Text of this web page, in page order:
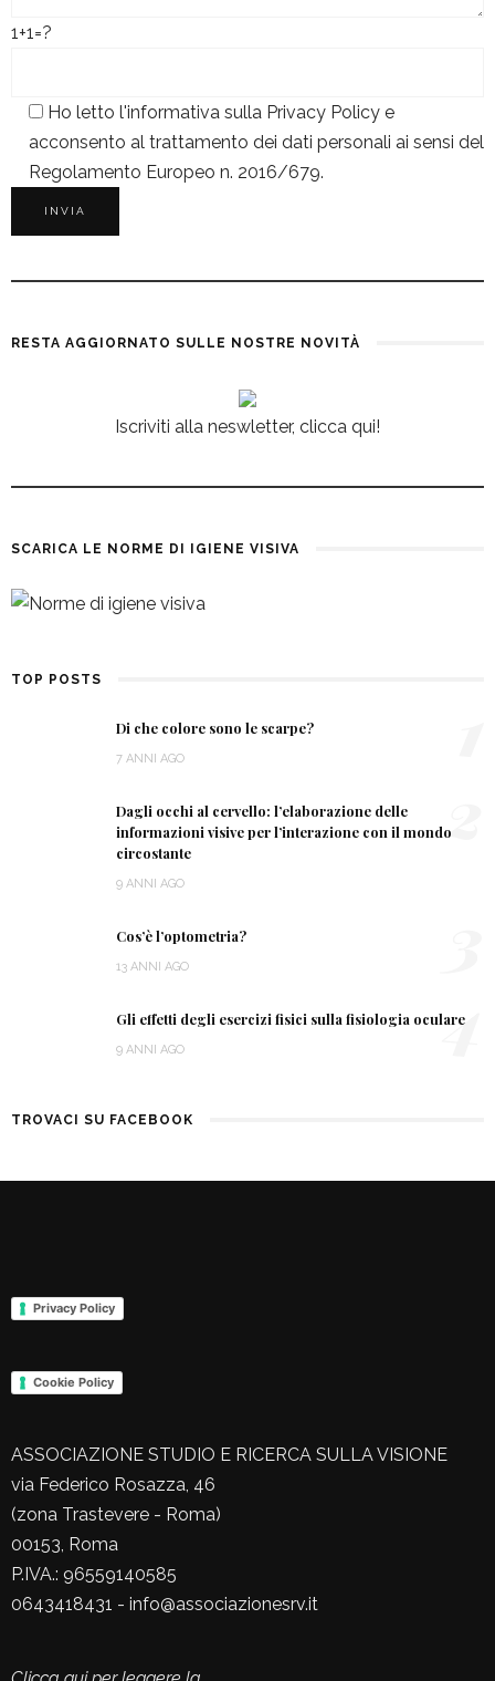
1+1=?
Ho letto l'informativa sulla Privacy Policy e
acconsento al trattamento dei dati personali ai sensi del
Regolamento Europeo n. 2016/679.
RESTA AGGIORNATO SULLE NOSTRE NOVITÀ
Iscriviti alla neswletter, clicca qui!
SCARICA LE NORME DI IGIENE VISIVA
TOP POSTS
Di che colore sono le scarpe?
7 ANNI AGO
Dagli occhi al cervello: l’elaborazione delle
informazioni visive per l’interazione con il mondo
circostante
9 ANNI AGO
2
Cos’è l’optometria?
13 ANNI AGO
Gli effetti degli esercizi fisici sulla fisiologia oculare
9 ANNI AGO 4
TROVACI SU FACEBOOK
Privacy Policy
Cookie Policy
ASSOCIAZIONE STUDIO E RICERCA SULLA VISIONE
via Federico Rosazza, 46
(zona Trastevere - Roma)
00153, Roma
P.IVA.: 96559140585
0643418431 - info@associazionesrv.it